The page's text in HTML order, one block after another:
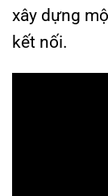
xây dựng
kết nối.